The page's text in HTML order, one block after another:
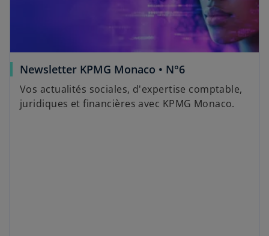
Newsletter KPMG Monaco • N°6
Vos actualités sociales, d'expertise comptable,
juridiques et financières avec KPMG Monaco.